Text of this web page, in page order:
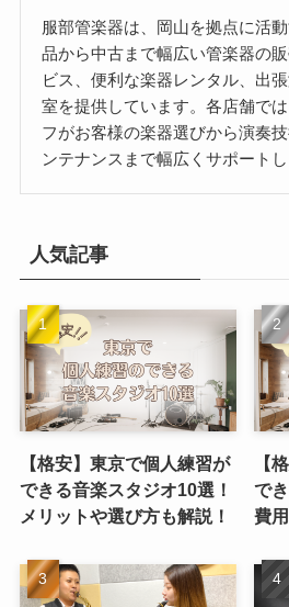
服部管楽器は、岡山を拠点に活
品から中古まで幅広い管楽器の
ビス、便利な楽器レンタル、出
室を提供しています。各店舗で
フがお客様の楽器選びから演奏
ンテナンスまで幅広くサポートし
人気記事
【格安】東京で個人練習が
できる音楽スタジオ10選！
メリットや選び方も解説！
【
で
費